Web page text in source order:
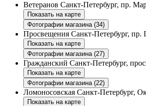
Ветеранов Санкт-Петербург, пр.
Показать на карте
Фотографии магазина (34)
Просвещения Санкт-Петербург, пр.
Показать на карте
Фотографии магазина (27)
Гражданский Санкт-Петербург,
Показать на карте
Фотографии магазина (22)
Ломоносовская Санкт-Петербург,
Показать на карте